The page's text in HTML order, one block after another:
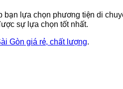
bạn lựa chọn phương tiện di
sự lựa chọn tốt nhất.
Gòn giá rẻ, chất lượng.